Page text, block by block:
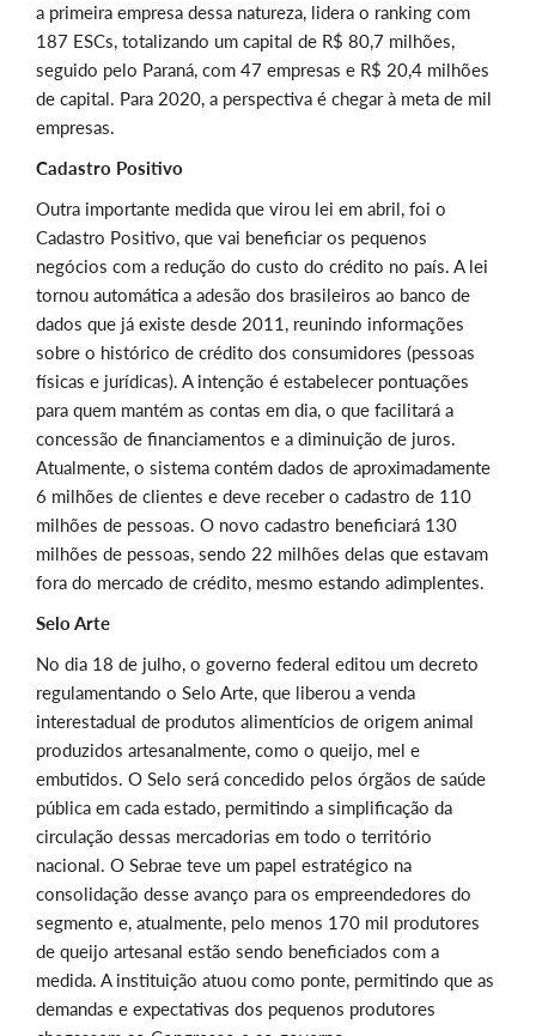
a primeira empresa dessa natureza, lidera o ranking com
187 ESCs, totalizando um capital de R$ 80,7 milhões,
seguido pelo Paraná, com 47 empresas e R$ 20,4 milhões
de capital. Para 2020, a perspectiva é chegar à meta de mil
empresas.
Cadastro Positivo
Outra importante medida que virou lei em abril, foi o
Cadastro Positivo, que vai beneficiar os pequenos
negócios com a redução do custo do crédito no país. A lei
tornou automática a adesão dos brasileiros ao banco de
dados que já existe desde 2011, reunindo informações
sobre o histórico de crédito dos consumidores (pessoas
físicas e jurídicas). A intenção é estabelecer pontuações
para quem mantém as contas em dia, o que facilitará a
concessão de financiamentos e a diminuição de juros.
Atualmente, o sistema contém dados de aproximadamente
6 milhões de clientes e deve receber o cadastro de 110
milhões de pessoas. O novo cadastro beneficiará 130
milhões de pessoas, sendo 22 milhões delas que estavam
fora do mercado de crédito, mesmo estando adimplentes.
Selo Arte
No dia 18 de julho, o governo federal editou um decreto
regulamentando o Selo Arte, que liberou a venda
interestadual de produtos alimentícios de origem animal
produzidos artesanalmente, como o queijo, mel e
embutidos. O Selo será concedido pelos órgãos de saúde
pública em cada estado, permitindo a simplificação da
circulação dessas mercadorias em todo o território
nacional. O Sebrae teve um papel estratégico na
consolidação desse avanço para os empreendedores do
segmento e, atualmente, pelo menos 170 mil produtores
de queijo artesanal estão sendo beneficiados com a
medida. A instituição atuou como ponte, permitindo que as
demandas e expectativas dos pequenos produtores